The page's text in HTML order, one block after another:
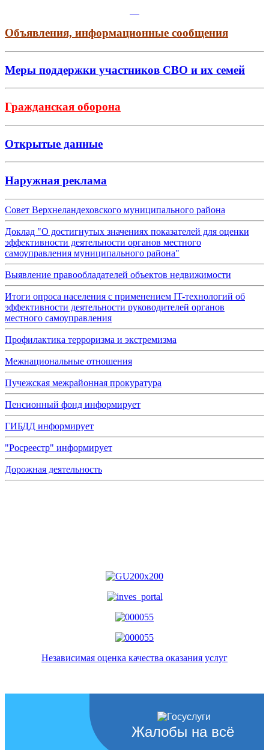
Объявления, информационные сообщения
Меры поддержки участников СВО и их семей
Гражданская оборона
Открытые данные
Наружная реклама
Совет Верхнеландеховского муниципального района
Доклад "О достигнутых значениях показателей для оценки
эффективности деятельности органов местного
самоуправления муниципального района"
Выявление правообладателей объектов недвижимости
Итоги опроса населения с применением IT-технологий об
эффективности деятельности руководителей органов
местного самоуправления
Профилактика терроризма и экстремизма
Межнациональные отношения
Пучежская межрайонная прокуратура
Пенсионный фонд информирует
ГИБДД информирует
"Росреестр" информирует
Дорожная деятельность
Независимая оценка качества оказания услуг
Жалобы на всё